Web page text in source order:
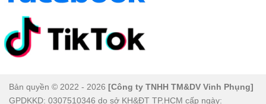
hình mà bạn yêu thích. Hơn nữa, Tivi LED Sony
32W600D còn tích hợp thêm chế độ Clear Phase loại bỏ
được những tạp âm, cho âm thanh trong trẻo, bắt tai hơn.
Bản quyền © 2022 - 2026 [Công ty TNHH TM&DV Vinh Phụng]
GPDKKD: 0307510346 do sở KH&ĐT TP.HCM cấp ngày: